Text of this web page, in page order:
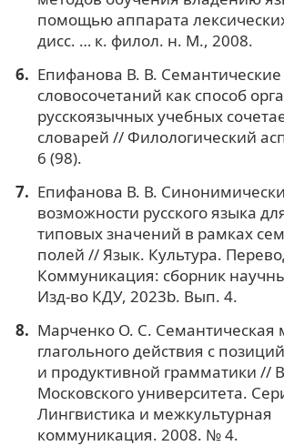
помощью аппарата
дисс. … к. филол. н. М., 2008.
Епифанова В. В.
словосочетаний как способ
русскоязычных учебных
словарей // Филологический
6 (98).
Епифанова В. В.
возможности русского языка
типовых значений в рамках
полей // Язык. Культура.
Коммуникация: сборник
Изд-во КДУ, 2023b. Вып. 4.
Марченко О. С. Семантическая
глагольного действия с
и продуктивной грамматики //
Московского университета.
Лингвистика и межкультурная
коммуникация. 2008. № 4.